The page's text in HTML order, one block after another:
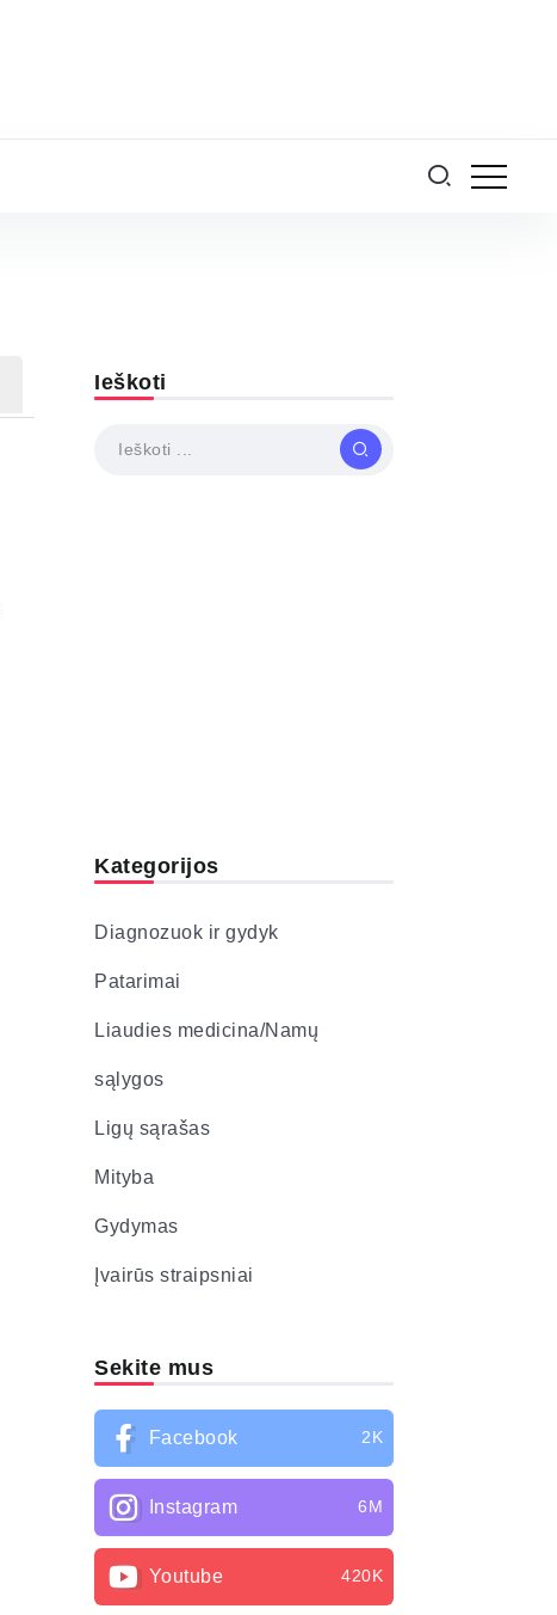
Ieškoti
Kategorijos
Diagnozuok ir gydyk
Patarimai
Liaudies medicina/Namų
sąlygos
Ligų sąrašas
Mityba
Gydymas
Įvairūs straipsniai
Sekite mus
Facebook 2K
Instagram 6M
Youtube 420K